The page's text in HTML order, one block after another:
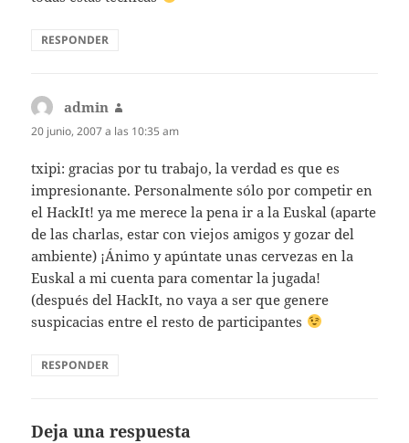
RESPONDER
admin
20 junio, 2007 a las 10:35 am
txipi: gracias por tu trabajo, la verdad es que es
impresionante. Personalmente sólo por competir en
el HackIt! ya me merece la pena ir a la Euskal (aparte
de las charlas, estar con viejos amigos y gozar del
ambiente) ¡Ánimo y apúntate unas cervezas en la
Euskal a mi cuenta para comentar la jugada!
(después del HackIt, no vaya a ser que genere
suspicacias entre el resto de participantes
RESPONDER
Deja una respuesta